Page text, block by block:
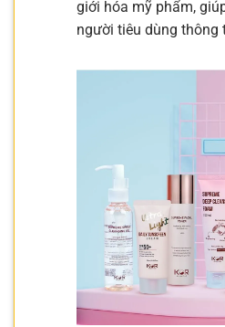
giới hóa mỹ phẩm,
người tiêu dùng thông